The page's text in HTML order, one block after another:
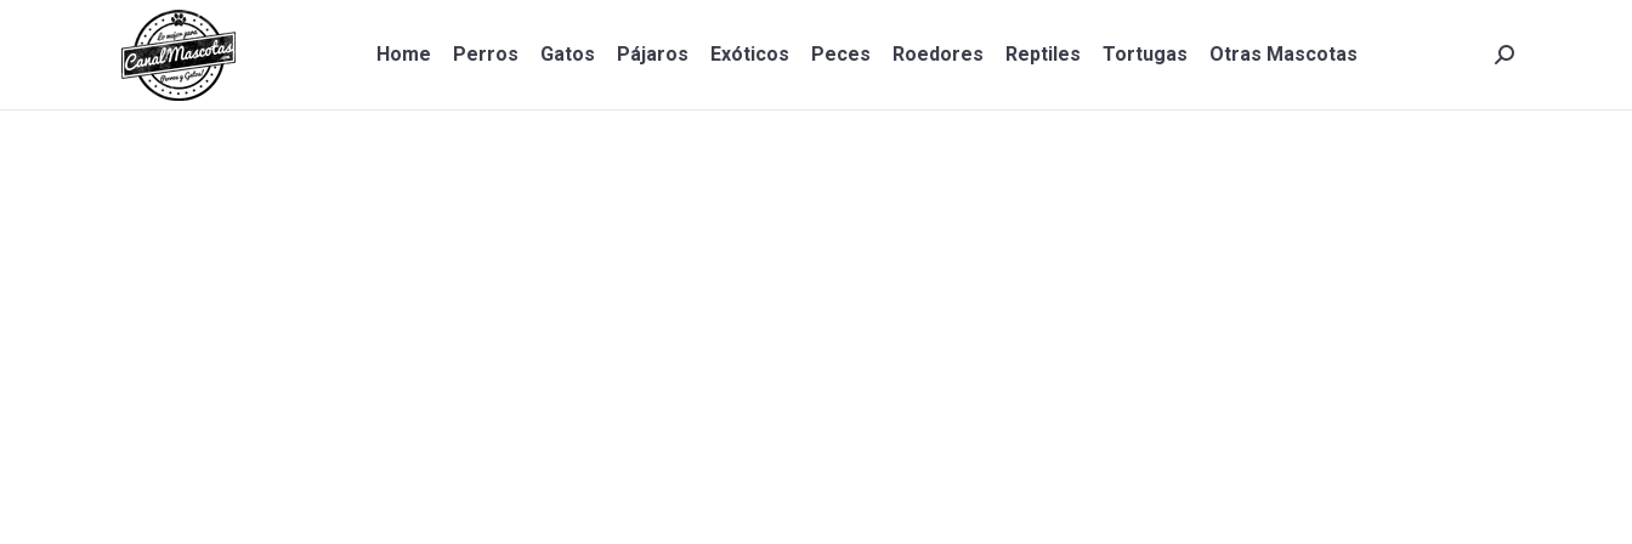
Home Perros Gatos Pájaros Exóticos Peces Roedores Reptiles Tortugas Otras Mascotas Search:
Home Perros Gatos Pájaros Exóticos Peces Roedores Reptiles Tortugas Otras Mascotas Search: